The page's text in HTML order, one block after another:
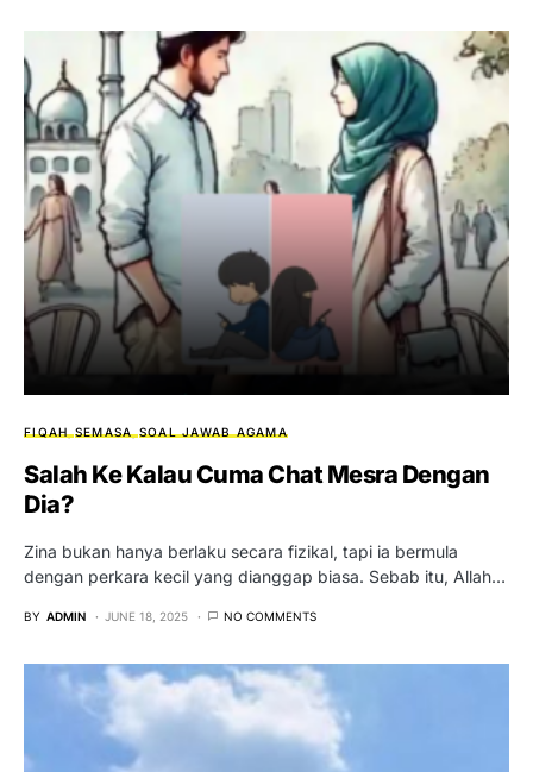
FIQAH SEMASA SOAL JAWAB AGAMA
Salah Ke Kalau Cuma Chat Mesra Dengan
Dia?
Zina bukan hanya berlaku secara fizikal, tapi ia bermula
dengan perkara kecil yang dianggap biasa. Sebab itu, Allah…
BY ADMIN JUNE 18, 2025 NO COMMENTS